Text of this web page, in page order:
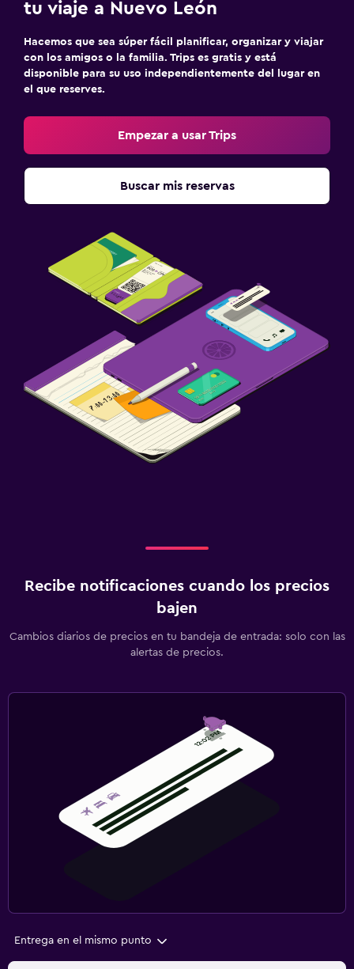
tu viaje a Nuevo León
Hacemos que sea súper fácil planificar, organizar y viajar
con los amigos o la familia. Trips es gratis y está
disponible para su uso independientemente del lugar en
el que reserves.
Empezar a usar Trips
Buscar mis reservas
Recibe notificaciones cuando los precios
bajen
Cambios diarios de precios en tu bandeja de entrada: solo con las
alertas de precios.
Entrega en el mismo punto